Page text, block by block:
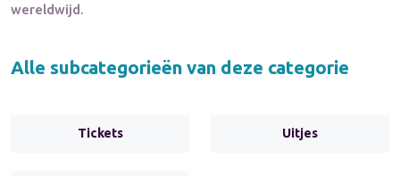
wereldwijd.
Alle subcategorieën van deze categorie
Tickets Uitjes